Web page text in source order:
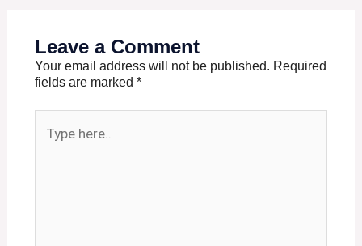
Leave a Comment
Your email address will not be published. Required
fields are marked *
here..